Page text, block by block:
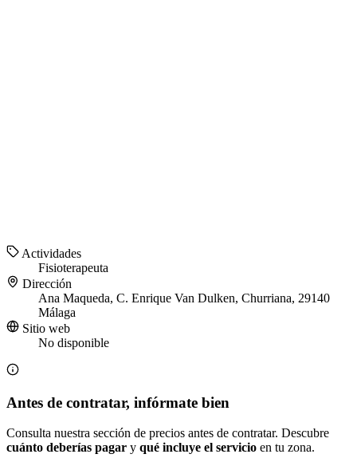
Actividades
Fisioterapeuta
Dirección
Ana Maqueda, C. Enrique Van Dulken, Churriana, 29140
Málaga
Sitio web
No disponible
Antes de contratar, infórmate bien
Consulta nuestra sección de precios antes de contratar. Descubre
cuánto deberías pagar y qué incluye el servicio en tu zona.